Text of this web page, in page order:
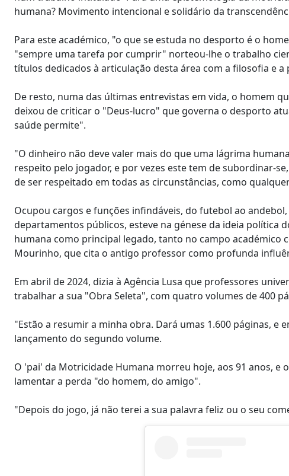
humana? Movimento intencional e solidário da
Para este académico, "o que se estuda no desporto é o
"sempre uma tarefa por cumprir" norteou-lhe o trabalho
títulos dedicados à articulação desta área com a filosofia e a
De resto, numa das últimas entrevistas em vida, o homem
deixou de criticar o "Deus-lucro" que governa o desporto
saúde permite".
"O dinheiro não deve valer mais do que uma lágrima
respeito pelo jogador, e por vezes este tem de subordinar-
de ser respeitado em todas as circunstâncias, como
Ocupou cargos e funções infindáveis, do futebol ao
departamentos públicos, esteve na génese da ideia política
humana como principal legado, tanto no campo académico
Mourinho, que cita o antigo professor como profunda
Em abril de 2024, dizia à Agência Lusa que professores
trabalhar a sua "Obra Seleta", com quatro volumes de 400
"Estão a resumir a minha obra. Dará umas 1.600 páginas,
lançamento do segundo volume.
O 'pai' da Motricidade Humana morreu hoje, aos 91 anos,
lamentar a perda "do homem, do amigo".
"Depois do jogo, já não terei a sua palavra feliz ou o seu